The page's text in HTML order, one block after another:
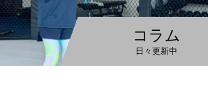
コラム
日々更新中